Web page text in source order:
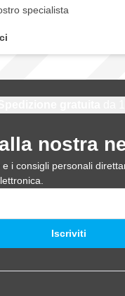
specialista
nostra
i consigli personali
Iscriviti